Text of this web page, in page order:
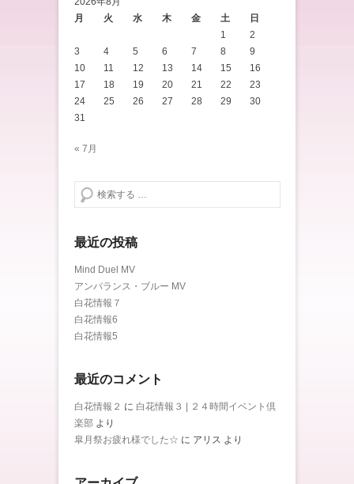
月
火 水 木 金 土
日
1
2
3
4 5 6 7 8
9
10
11 12 13 14 15
16
17
18 19 20 21 22
23
24
25 26 27 28 29
30
31
« 7月
検索する
最近の投稿
Mind Duel MV
アンバランス・ブルー MV
白花情報７
白花情報6
白花情報5
最近のコメント
白花情報２ に 白花情報３ | ２４時間イベント倶
楽部 より
皐月祭お疲れ様でした☆ に アリス より